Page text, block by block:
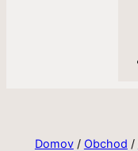
Domov/ Obchod /